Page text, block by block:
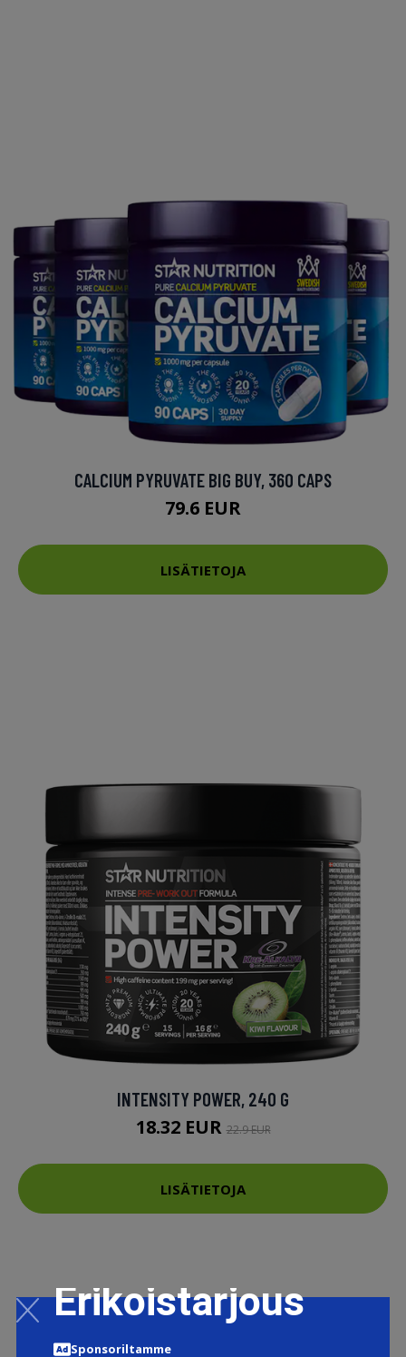
CALCIUM PYRUVATE BIG BUY, 360 CAPS
79.6 EUR
LISÄTIETOJA
INTENSITY POWER, 240 G
18.32 EUR22.9 EUR
LISÄTIETOJA
Erikoistarjous
Sponsoriltamme